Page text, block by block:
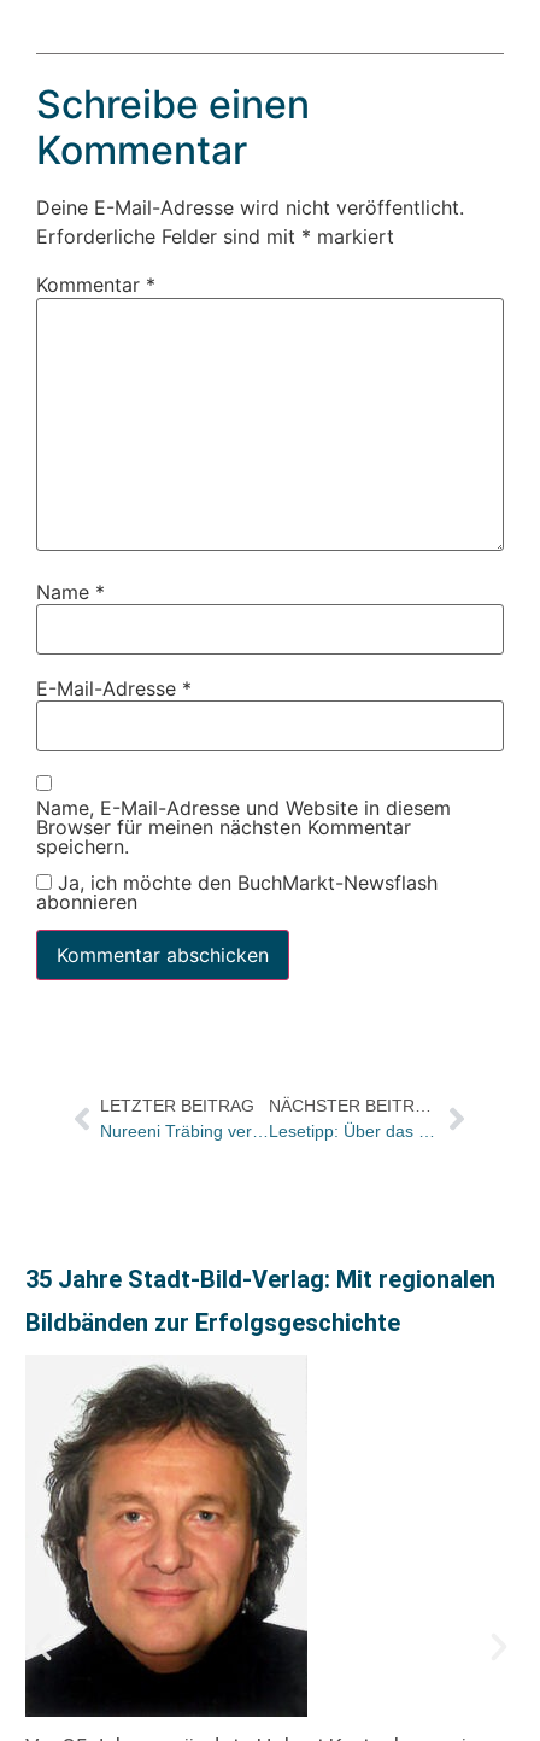
Schreibe einen
Kommentar
Deine E-Mail-Adresse wird nicht veröffentlicht.
Erforderliche Felder sind mit * markiert
Kommentar *
Name *
E-Mail-Adresse *
Name, E-Mail-Adresse und Website in diesem
Browser für meinen nächsten Kommentar
speichern.
Ja, ich möchte den BuchMarkt-Newsflash
abonnieren
LETZTER BEITRAG
Nureeni Träbing verlässt Baumhaus
35 Jahre Stadt-Bild-Verlag: Mit regionalen
Bildbänden zur Erfolgsgeschichte